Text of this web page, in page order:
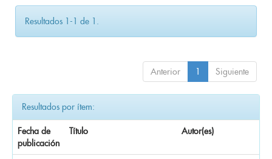
Resultados 1-1 de 1.
Anterior 1 Siguiente
Resultados por ítem:
Fecha de
publicación
Título Autor(es)